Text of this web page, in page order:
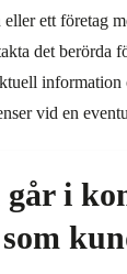
ett företag
det berörda
information
vid en
går i